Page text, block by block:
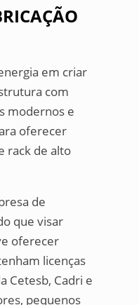
em criar
com
modernos e
oferecer
rack de alto
de
que visar
oferecer
licenças
Cetesb, Cadri e
pequenos